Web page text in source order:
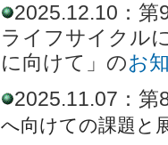
2025.12.10：
ライフサイクル
に向けて 」のお
2025.11.07：
へ向けての課題と